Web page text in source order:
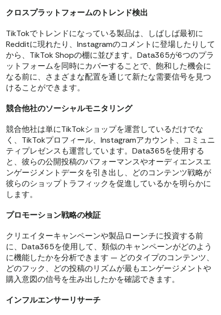
クロスプラットフォームのトレンド検出
TikTokでトレンドになっている製品は、しばしば最初に
Redditに現れたり、Instagramのコメントに登場したりして
から、TikTok Shopの棚に並びます。Data365が6つのプラ
ットフォームを同時にカバーすることで、飽和した機会に
なる前に、さまざまな配置を通じて新たな需要信号を見つ
けることができます。
競合他社のソーシャルモニタリング
競合他社は単にTikTokショップを運営しているだけでな
く、TikTokプロフィール、Instagramアカウント、コミュニ
ティプレゼンスも運営しています。Data365を使用する
と、彼らの公開投稿のパフォーマンスやオーディエンスエ
ンゲージメントデータを引き出し、どのコンテンツ戦略が
彼らのショップトラフィックを促進しているかを明らかに
します。
プロモーション戦略の検証
クリエイターキャンペーンや製品ローンチに投資する前
に、Data365を使用して、類似のキャンペーンがどのよう
に機能したかを分析できます — どのタイプのコンテンツ、
どのフック、どの投稿のリズムが最もエンゲージメントや
購入意図の信号を生み出したかを確認できます。
インフルエンサーリサーチ